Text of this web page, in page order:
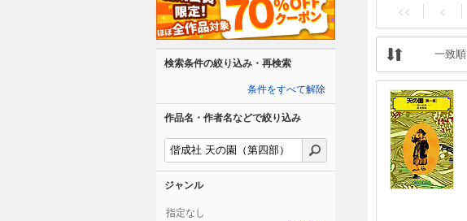
<< <
一致順
検索条件の絞り込み・再検索
条件をすべて解除
作品名・作者名などで絞り込み
ジャンル
指定なし